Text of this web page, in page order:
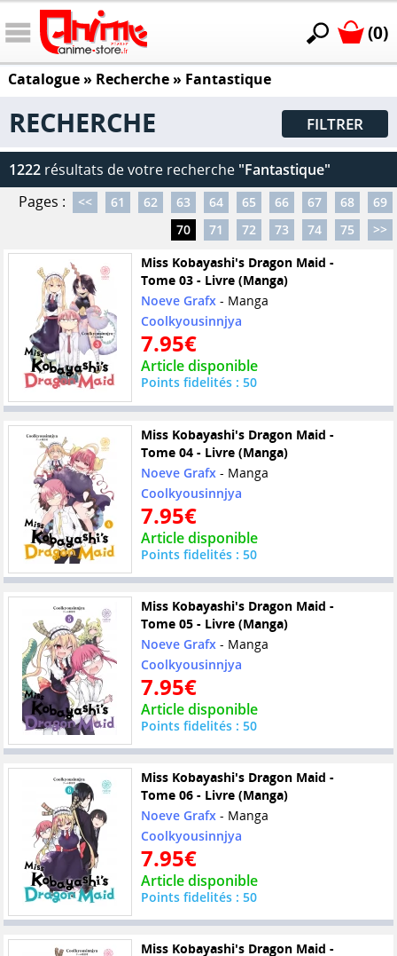
(0)
Catalogue» Recherche » Fantastique
RECHERCHE FILTRER
1222 résultats de votre recherche "Fantastique"
Pages :
<< 61 62 63 64 65 66 67 68
69
70
71 72 73 74 75
>>
Miss Kobayashi's Dragon Maid -
Tome 03 - Livre (Manga)
Noeve Grafx- Manga
Coolkyousinnjya
7.95€
Article disponible
Points fidelités : 50
Miss Kobayashi's Dragon Maid -
Tome 04 - Livre (Manga)
Noeve Grafx - Manga
Coolkyousinnjya
7.95€
Article disponible
Points fidelités : 50
Miss Kobayashi's Dragon Maid -
Tome 05 - Livre (Manga)
Noeve Grafx - Manga
Coolkyousinnjya
7.95€
Article disponible
Points fidelités : 50
Miss Kobayashi's Dragon Maid -
Tome 06 - Livre (Manga)
Noeve Grafx - Manga
Coolkyousinnjya
7.95€
Article disponible
Points fidelités : 50
Miss Kobayashi's Dragon Maid -